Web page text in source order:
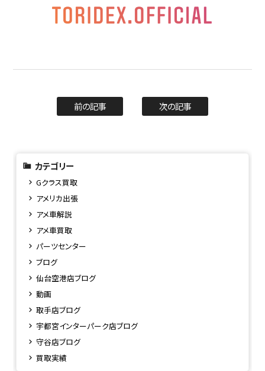
前の記事 次の記事
カテゴリー
Gクラス買取
アメリカ出張
アメ車解説
アメ車買取
パーツセンター
ブログ
仙台空港店ブログ
動画
取手店ブログ
宇都宮インターパーク店ブログ
守谷店ブログ
買取実績